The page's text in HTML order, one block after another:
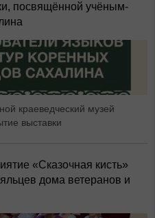
посвящённой учёным-
краеведческий музей
выставки
«Сказочная кисть»
дома ветеранов и